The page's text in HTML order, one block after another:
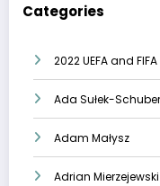
Categories
2022 UEFA and
Ada Sułek-
Adam Małysz
Adrian Mierzejewski